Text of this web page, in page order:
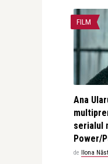
FILM
Ana
serialul
Power/
de Ilona